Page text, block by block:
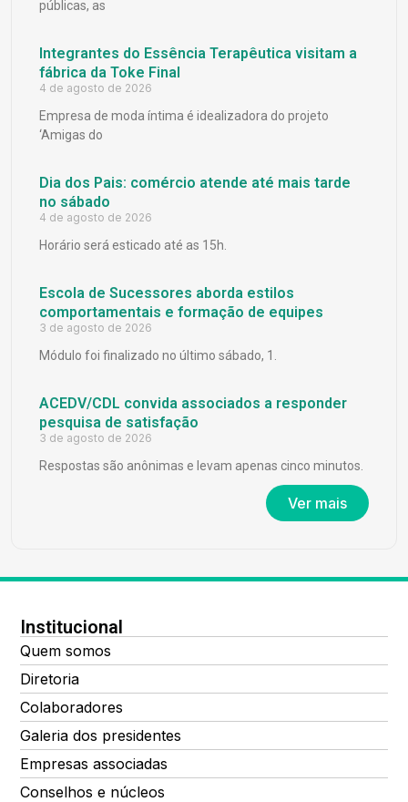
públicas, as
Integrantes do Essência Terapêutica visitam a
fábrica da Toke Final
4 de agosto de 2026
Empresa de moda íntima é idealizadora do projeto
‘Amigas do
Dia dos Pais: comércio atende até mais tarde
no sábado
4 de agosto de 2026
Horário será esticado até as 15h.
Escola de Sucessores aborda estilos
comportamentais e formação de equipes
3 de agosto de 2026
Módulo foi finalizado no último sábado, 1.
ACEDV/CDL convida associados a responder
pesquisa de satisfação
3 de agosto de 2026
Respostas são anônimas e levam apenas cinco minutos.
Ver mais
Institucional
Quem somos
Diretoria
Colaboradores
Galeria dos presidentes
Empresas associadas
Conselhos e núcleos